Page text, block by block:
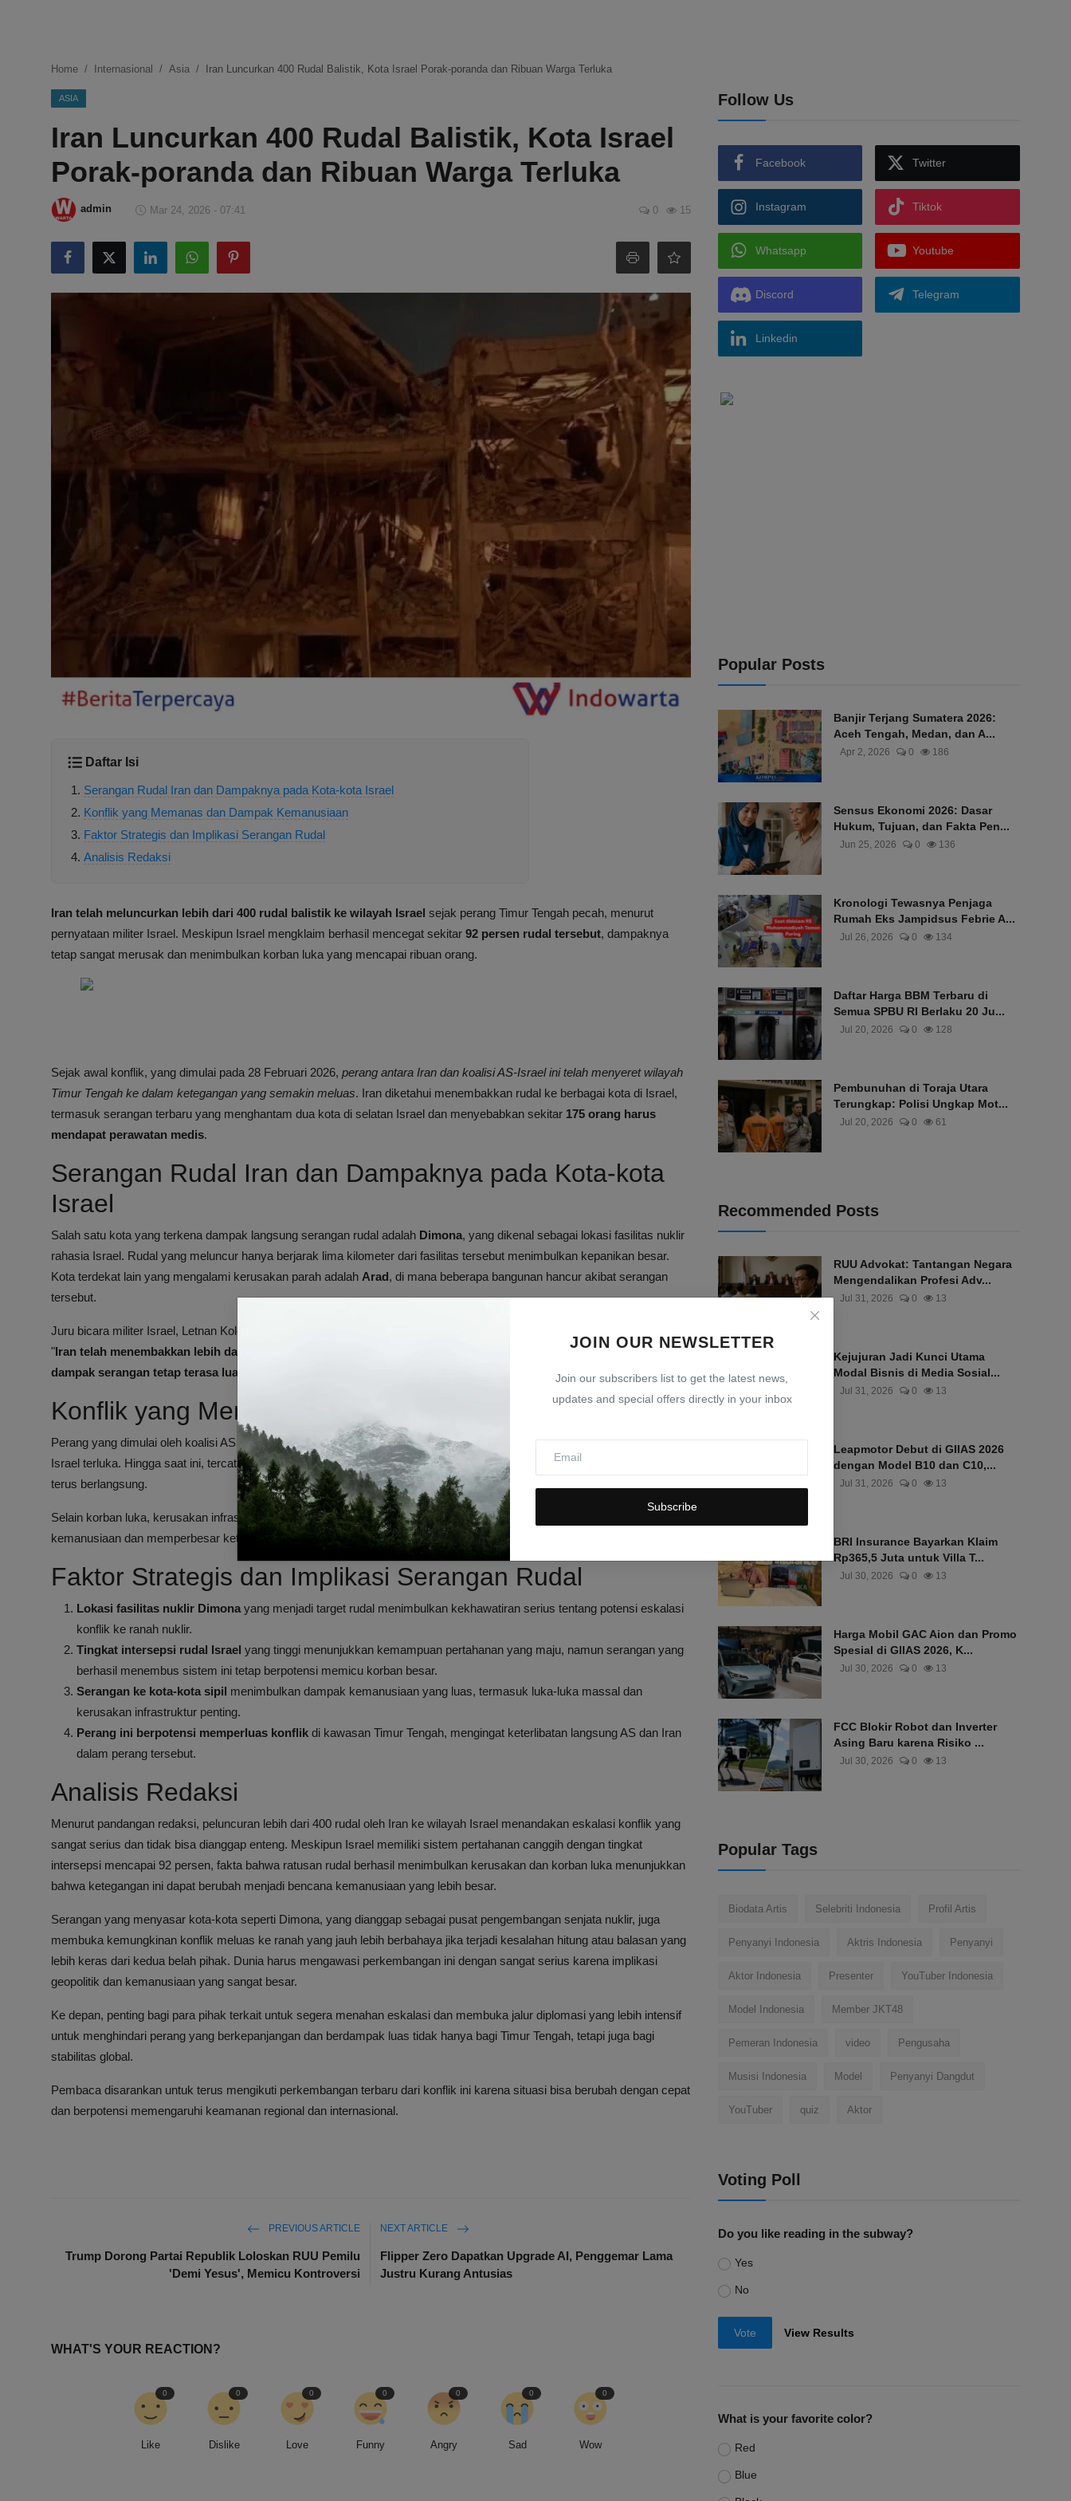
Ekonomi
Internasional
Teknologi
Hiburan
Kesehatan
JOIN OUR NEWSLETTER
Join our subscribers list to get the latest news,
updates and special offers directly in your inbox
Subscribe
Home Internasional Asia Iran Luncurkan 400 Rudal Balistik, Kota Israel Porak-poranda dan Ribuan Warga Terluka
ASIA
Iran Luncurkan 400 Rudal Balistik, Kota Israel
Porak-poranda dan Ribuan Warga Terluka
admin Mar 24, 2026 - 07:41 0 15
Daftar Isi
Serangan Rudal Iran dan Dampaknya pada Kota-kota Israel
Konflik yang Memanas dan Dampak Kemanusiaan
Faktor Strategis dan Implikasi Serangan Rudal
Analisis Redaksi
Iran telah meluncurkan lebih dari 400 rudal balistik ke wilayah Israel sejak perang Timur Tengah pecah, menurut
pernyataan militer Israel. Meskipun Israel mengklaim berhasil mencegat sekitar 92 persen rudal tersebut, dampaknya
tetap sangat merusak dan menimbulkan korban luka yang mencapai ribuan orang.
Sejak awal konflik, yang dimulai pada 28 Februari 2026, perang antara Iran dan koalisi AS-Israel ini telah menyeret wilayah
Timur Tengah ke dalam ketegangan yang semakin meluas. Iran diketahui menembakkan rudal ke berbagai kota di Israel,
termasuk serangan terbaru yang menghantam dua kota di selatan Israel dan menyebabkan sekitar 175 orang harus
mendapat perawatan medis.
Serangan Rudal Iran dan Dampaknya pada Kota-kota
Israel
Salah satu kota yang terkena dampak langsung serangan rudal adalah Dimona, yang dikenal sebagai lokasi fasilitas nuklir
rahasia Israel. Rudal yang meluncur hanya berjarak lima kilometer dari fasilitas tersebut menimbulkan kepanikan besar.
Kota terdekat lain yang mengalami kerusakan parah adalah Arad, di mana beberapa bangunan hancur akibat serangan
tersebut.
Juru bicara militer Israel, Letnan Kolonel Nadav Shoshani, mengatakan kepada wartawan melalui
"Iran telah menembakkan lebih dari 400 rudal balistik. Kami memiliki tingkat intersepsi sekitar 92 persen, namun
dampak serangan tetap terasa luas.
Konflik yang Memanas dan Dampak Kemanusiaan
Perang yang dimulai oleh koalisi AS dan Israel tanpa provokasi terhadap Iran ini telah menyebabkan ribuan warga sipil
Israel terluka. Hingga saat ini, tercatat sebanyak 4.564 warga Israel mengalami luka-luka
akibat serangan rudal yang
terus berlangsung.
Selain korban luka, kerusakan infrastruktur dan bangunan di berbagai kota juga sangat signifikan, memperparah kondisi
kemanusiaan dan memperbesar ketegangan geopolitik di kawasan tersebut.
Faktor Strategis dan Implikasi Serangan Rudal
Lokasi fasilitas nuklir Dimona yang menjadi target rudal menimbulkan kekhawatiran serius tentang potensi eskalasi
konflik ke ranah nuklir.
Tingkat intersepsi rudal Israel yang tinggi menunjukkan kemampuan pertahanan yang maju, namun serangan yang
berhasil menembus sistem ini tetap berpotensi memicu korban besar.
Serangan ke kota-kota sipil menimbulkan dampak kemanusiaan yang luas, termasuk luka-luka massal dan
kerusakan infrastruktur penting.
Perang ini berpotensi memperluas konflik di kawasan Timur Tengah, mengingat keterlibatan langsung AS dan Iran
dalam perang tersebut.
Analisis Redaksi
Menurut pandangan redaksi, peluncuran lebih dari 400 rudal oleh Iran ke wilayah Israel menandakan eskalasi konflik yang
sangat serius dan tidak bisa dianggap enteng. Meskipun Israel memiliki sistem pertahanan canggih dengan tingkat
intersepsi mencapai 92 persen, fakta bahwa ratusan rudal berhasil menimbulkan kerusakan dan korban luka menunjukkan
bahwa ketegangan ini dapat berubah menjadi bencana kemanusiaan yang lebih besar.
Serangan yang menyasar kota-kota seperti Dimona, yang dianggap sebagai pusat pengembangan senjata nuklir, juga
membuka kemungkinan konflik meluas ke ranah yang jauh lebih berbahaya jika terjadi kesalahan hitung atau balasan yang
lebih keras dari kedua belah pihak. Dunia harus mengawasi perkembangan ini dengan sangat serius karena implikasi
geopolitik dan kemanusiaan yang sangat besar.
Ke depan, penting bagi para pihak terkait untuk segera menahan eskalasi dan membuka jalur diplomasi yang lebih intensif
untuk menghindari perang yang berkepanjangan dan berdampak luas tidak hanya bagi Timur Tengah, tetapi juga bagi
stabilitas global.
Pembaca disarankan untuk terus mengikuti perkembangan terbaru dari konflik ini karena situasi bisa berubah dengan cepat
dan berpotensi memengaruhi keamanan regional dan internasional.
PREVIOUS ARTICLE
Trump Dorong Partai Republik Loloskan RUU Pemilu
'Demi Yesus', Memicu Kontroversi
NEXT ARTICLE
Flipper Zero Dapatkan Upgrade AI, Penggemar Lama
Justru Kurang Antusias
WHAT'S YOUR REACTION?
Like
0
Dislike
0
Love
0
Funny
0
Angry
0
Sad
0
Wow
0
Follow Us
Facebook Twitter
Instagram Tiktok
Whatsapp Youtube
Discord Telegram
Linkedin
Popular Posts
Banjir Terjang Sumatera 2026:
Aceh Tengah, Medan, dan A...
Apr 2, 2026 0 186
Sensus Ekonomi 2026: Dasar
Hukum, Tujuan, dan Fakta Pen...
Jun 25, 2026 0 136
Kronologi Tewasnya Penjaga
Rumah Eks Jampidsus Febrie A...
Jul 26, 2026 0 134
Daftar Harga BBM Terbaru di
Semua SPBU RI Berlaku 20 Ju...
Jul 20, 2026 0 128
Pembunuhan di Toraja Utara
Terungkap: Polisi Ungkap Mot...
Jul 20, 2026 0 61
Recommended Posts
RUU Advokat: Tantangan Negara
Mengendalikan Profesi Adv...
Jul 31, 2026 0 13
Kejujuran Jadi Kunci Utama
Modal Bisnis di Media Sosial...
Jul 31, 2026 0 13
Leapmotor Debut di GIIAS 2026
dengan Model B10 dan C10,...
Jul 31, 2026 0 13
BRI Insurance Bayarkan Klaim
Rp365,5 Juta untuk Villa T...
Jul 30, 2026 0 13
Harga Mobil GAC Aion dan Promo
Spesial di GIIAS 2026, K...
Jul 30, 2026 0 13
FCC Blokir Robot dan Inverter
Asing Baru karena Risiko ...
Jul 30, 2026 0 13
Popular Tags
Biodata Artis Selebriti Indonesia Profil Artis
Penyanyi Indonesia Aktris Indonesia Penyanyi
Aktor Indonesia Presenter YouTuber Indonesia
Model Indonesia Member JKT48
Pemeran Indonesia video Pengusaha
Musisi Indonesia Model Penyanyi Dangdut
YouTuber quiz Aktor
Voting Poll
Do you like reading in the subway?
Yes
No
Vote View Results
What is your favorite color?
Red
Blue